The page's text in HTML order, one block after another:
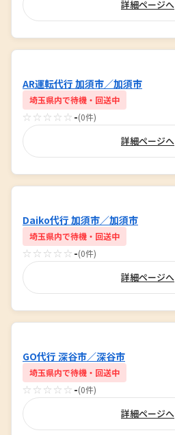
詳細ページへ
AR運転代行 加須市／加須市
埼玉県内で待機・回送中
☆☆☆☆☆ -(0件)
詳細ページへ
Daiko代行 加須市／加須市
埼玉県内で待機・回送中
☆☆☆☆☆ -(0件)
詳細ページへ
GO代行 深谷市／深谷市
埼玉県内で待機・回送中
☆☆☆☆☆ -(0件)
詳細ページへ